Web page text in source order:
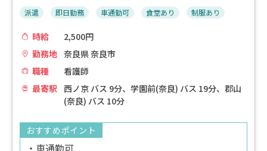
派遣 即日勤務 車通勤可 食堂あり 制服あり
時給
2,500円
勤務地 奈良県 奈良市
職種
看護師
最寄駅
西ノ京 バス 9分、学園前(奈良) バス 19分、郡山
(奈良) バス 10分
おすすめポイント